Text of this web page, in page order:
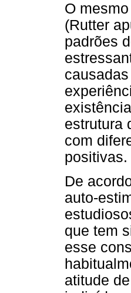
O
(Rutter
padrões
estrutura
com
positivas.
De
auto-
que tem
esse
atitude